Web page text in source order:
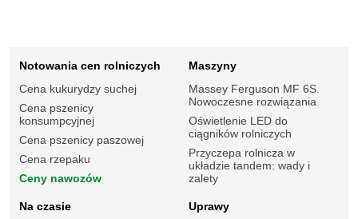
Notowania cen rolniczych
Cena kukurydzy suchej
Cena pszenicy
konsumpcyjnej
Cena pszenicy paszowej
Cena rzepaku
Ceny nawozów
Maszyny
Massey Ferguson MF 6S.
Nowoczesne rozwiązania
Oświetlenie LED do
ciągników rolniczych
Przyczepa rolnicza w
układzie tandem: wady i
zalety
Na czasie
Uprawy